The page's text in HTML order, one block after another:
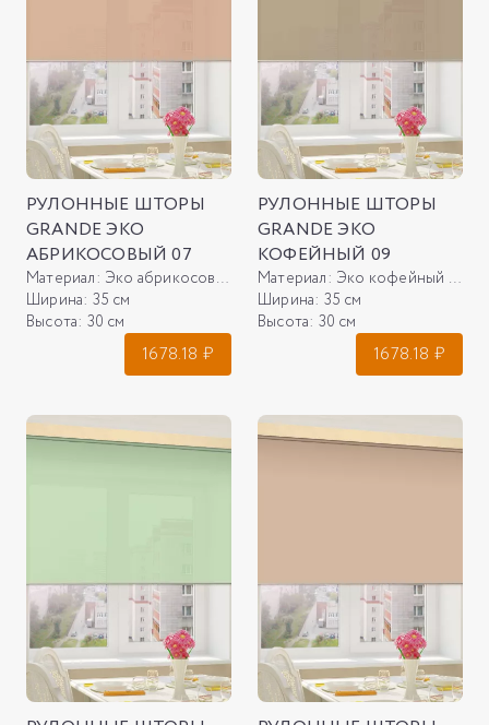
РУЛОННЫЕ ШТОРЫ
GRANDE ЭКО
АБРИКОСОВЫЙ 07
Материал: Эко абрикосовый 07
Ширина: 35 см
Высота: 30 см
1678.18 ₽
РУЛОННЫЕ ШТОРЫ
GRANDE ЭКО
КОФЕЙНЫЙ 09
Материал: Эко кофейный 09
Ширина: 35 см
Высота: 30 см
1678.18 ₽